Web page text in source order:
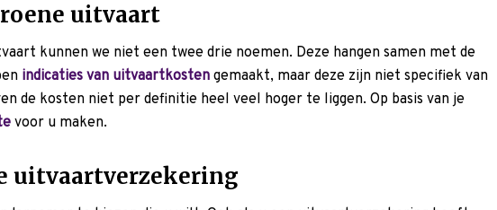
uitvaart
kunnen we niet een twee drie noemen. Deze hangen samen met de
indicaties van uitvaartkosten gemaakt, maar deze zijn niet specifiek van
de kosten niet per definitie heel veel hoger te liggen. Op basis van je
voor u maken.
uitvaartverzekering